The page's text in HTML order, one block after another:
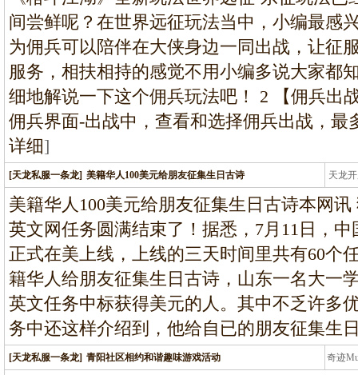
间尝鲜呢？在世界远征玩法当中，小编最感
为佣兵可以陪伴在大侠身边一同出战，让征
服务，相扶相持的感觉不用小编多说大家都
细地解说一下这个佣兵玩法吧！ 2 【佣兵出
佣兵界面-出战中，查看和选择佣兵出战，最
详细]
[天龙私服一条龙] 美籍华人100美元给朋友征集生日古诗 天龙
龙
美籍华人100美元给朋友征集生日古诗本网
英文网任务圆满结束了！据悉，7月11日，
正式在美上线，上线的三天时间里共有60个
籍华人给朋友征集生日古诗，山东一名大一
英文任务中标获得美元的人。其中不乏许多
务中还这样介绍到，他给自已的朋友征集生
[天龙私服一条龙] 青阳社区相约和谐趣味游戏活动 奇迹